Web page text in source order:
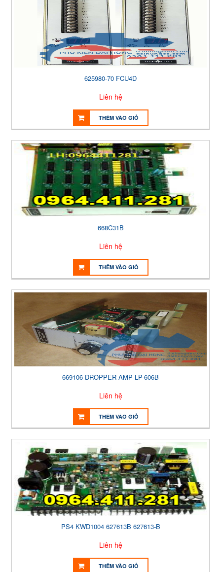
625980-70 FCU4D
Liên hệ
THÊM VÀO GIỎ
668C31B
Liên hệ
THÊM VÀO GIỎ
669106 DROPPER AMP LP-606B
Liên hệ
THÊM VÀO GIỎ
PS4 KWD1004 627613B 627613-B
Liên hệ
THÊM VÀO GIỎ